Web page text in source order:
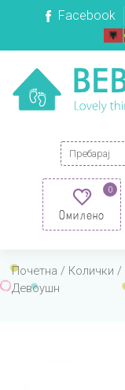
Facebook
Search for:
0
Омилено
Почетна / Колички /
Девоушн